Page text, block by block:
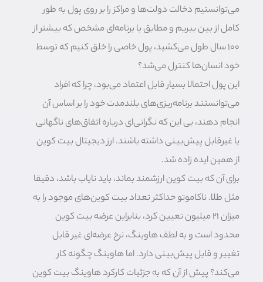
می‌توانستیم دخالت دولت‌ها و مراکز را بر روی پول به طور
کامل از بین ببریم و مطابق با برنامه‌ای مشخص که بیشتر از
۱۰۰ سال طول می‌کشید، پول خاصی را خلق کنیم که توسط
خود انسان‌ها کنترل می‌شد؟
این پول احتمالا بسیار قابل اعتماد می‌بود، چرا که افراد
می‌توانستند برنامه‌ریزی‌های بلندمدت خود را بر اساس آن
انجام دهند، بی این که نگرانی‌ای درباره اتفاق‌های ناگهانی
یا غیرقابل پیش‌بینی داشته باشند. ارز دیجیتال بیت کوین
از همین ایده زاده شد.
برای آن که بیت کوین ارزشمند بماند، باید نایاب باشد، دقیقا
مثل طلا. ناکاموتو حداکثر تعداد بیت کوین‌های موجود را به
میزان ۲۱ میلیون تعیین کرد، بنابراین عرضه بیت کوین
محدود است و به لطف هاوینگ، نرخ عرضه‌ای غیر قابل
تغییر و قابل پیش‌بینی دارد. اما هاوینگ چگونه کار
می‌کند؟ پیش از آن که به جزئیات کارکرد هاوینگ بیت کوین